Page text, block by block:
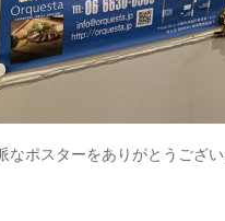
なポスターをありがとうござ